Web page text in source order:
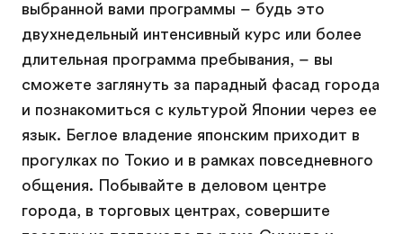
выбранной вами программы – будь это
двухнедельный интенсивный курс или более
длительная программа пребывания, – вы
сможете заглянуть за парадный фасад города
и познакомиться с культурой Японии через ее
язык. Беглое владение японским приходит в
прогулках по Токио и в рамках повседневного
общения. Побывайте в деловом центре
города, в торговых центрах, совершите